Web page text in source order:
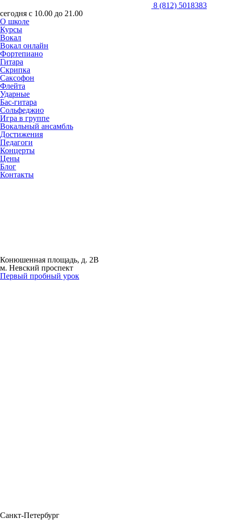
8 (812) 5018383
сегодня с 10.00 до 21.00
О школе
Курсы
Вокал
Вокал онлайн
Фортепиано
Гитара
Скрипка
Саксофон
Флейта
Ударные
Бас-гитара
Сольфеджио
Игра в группе
Вокальный ансамбль
Достижения
Педагоги
Концерты
Цены
Блог
Контакты
Конюшенная площадь, д. 2B
м. Невский проспект
Первый пробный урок
Санкт-Петербург